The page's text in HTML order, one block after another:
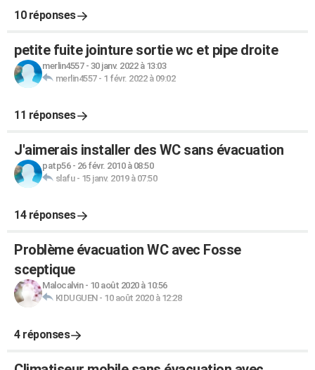
10 réponses
petite fuite jointure sortie wc et pipe droite
merlin4557- 30 janv. 2022 à 13:03
merlin4557- 1 févr. 2022 à 09:02
11 réponses
J'aimerais installer des WC sans évacuation
patp56- 26 févr. 2010 à 08:50
slafu- 15 janv. 2019 à 07:50
14 réponses
Problème évacuation WC avec Fosse
sceptique
Malocalvin- 10 août 2020 à 10:56
KIDUGUEN- 10 août 2020 à 12:28
4 réponses